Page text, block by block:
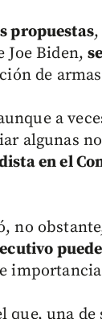
propuestas,
Joe Biden,
de
a
algunas
en el
no
que, una